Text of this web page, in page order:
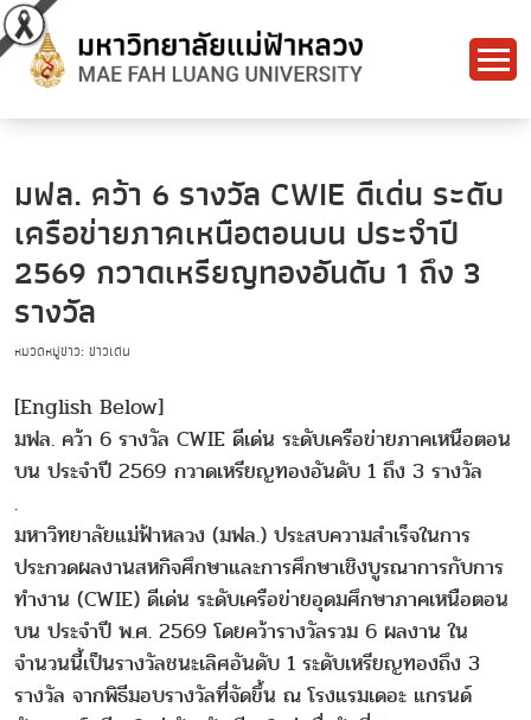
มฟล. คว้า 6 รางวัล CWIE ดีเด่น ระดับ
เครือข่ายภาคเหนือตอนบน ประจำปี
2569 กวาดเหรียญทองอันดับ 1 ถึง 3
รางวัล
หมวดหมู่ข่าว: ข่าวเด่น
[English Below]
มฟล. คว้า 6 รางวัล CWIE ดีเด่น ระดับเครือข่ายภาคเหนือตอน
บน ประจำปี 2569 กวาดเหรียญทองอันดับ 1 ถึง 3 รางวัล
.
มหาวิทยาลัยแม่ฟ้าหลวง (มฟล.) ประสบความสำเร็จในการ
ประกวดผลงานสหกิจศึกษาและการศึกษาเชิงบูรณาการกับการ
ทำงาน (CWIE) ดีเด่น ระดับเครือข่ายอุดมศึกษาภาคเหนือตอน
บน ประจำปี พ.ศ. 2569 โดยคว้ารางวัลรวม 6 ผลงาน ใน
จำนวนนี้เป็นรางวัลชนะเลิศอันดับ 1 ระดับเหรียญทองถึง 3
รางวัล จากพิธีมอบรางวัลที่จัดขึ้น ณ โรงแรมเดอะ แกรนด์